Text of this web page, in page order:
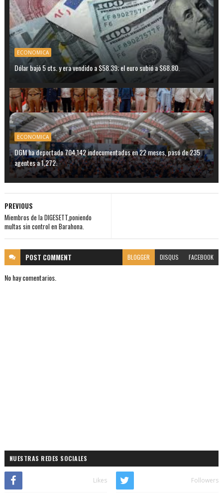
ECONOMICA
Dólar bajó 5 cts. y era vendido a $58.39; el euro subió a $68.80.
ECONOMICA
DGM ha deportado 704,142 indocumentados en 22 meses, pasó de 235
agentes a 1,272.
PREVIOUS
Miembros de la DIGESETT,poniendo
multas sin control en Barahona.
POST COMMENT BLOGGER DISQUS FACEBOOK
No hay comentarios.
NUESTRAS REDES SOCIALES
Likes Followers